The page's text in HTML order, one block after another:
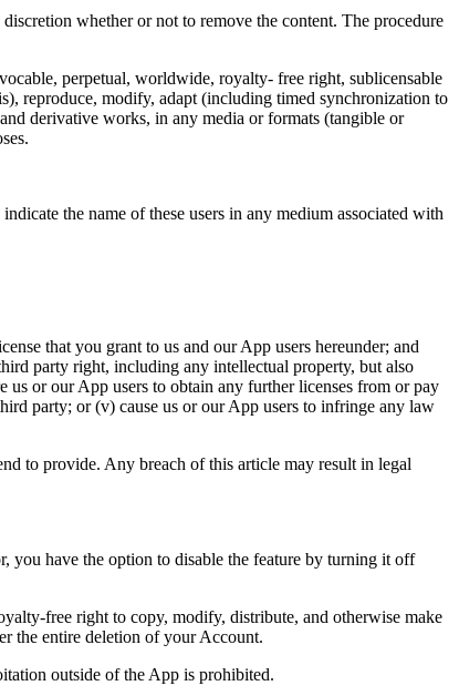
whether or not to remove the content. The procedure
perpetual, worldwide, royalty- free right, sublicensable
reproduce, modify, adapt (including timed synchronization to
derivative works, in any media or formats (tangible or
the name of these users in any medium associated with
that you grant to us and our App users hereunder; and
party right, including any intellectual property, but also
or our App users to obtain any further licenses from or pay
party; or (v) cause us or our App users to infringe any law
to provide. Any breach of this article may result in legal
you have the option to disable the feature by turning it off
free right to copy, modify, distribute, and otherwise make
the entire deletion of your Account.
outside of the App is prohibited.